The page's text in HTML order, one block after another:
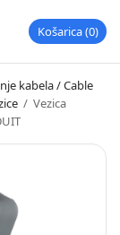
Košarica 0
kabela / Cable
/ Vezica